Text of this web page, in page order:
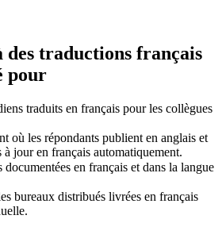
des traductions français
pour
traduits en français pour les collègues
où les répondants publient en anglais et
à jour en français automatiquement.
documentées en français et dans la langue
bureaux distribués livrées en français